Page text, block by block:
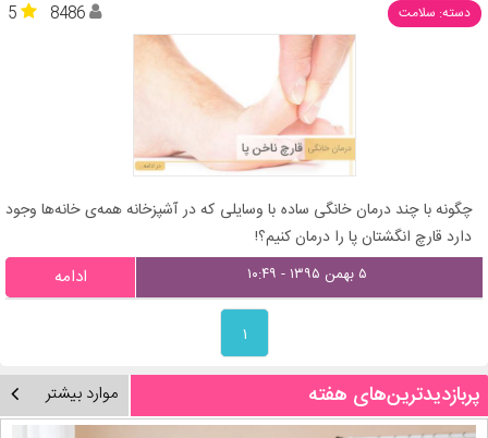
دسته: سلامت 5 8486
چگونه با چند درمان خانگی ساده با وسایلی که در آشپزخانه همه‌ی خانه‌ها وجود
دارد قارچ انگشتان پا را درمان کنیم؟!
۵ بهمن ۱۳۹۵ - ۱۰:۴۹ ادامه
۱
پربازدیدترین‌های هفته موارد بیشتر